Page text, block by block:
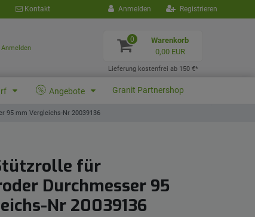
Kontakt Anmelden Registrieren
Anmelden
0
Warenkorb
0,00 EUR
Lieferung kostenfrei ab 150 €*
Angebote Granit Partnershop
95 mm Vergleichs-Nr 20039136
für
Durchmesser 95
Nr 20039136